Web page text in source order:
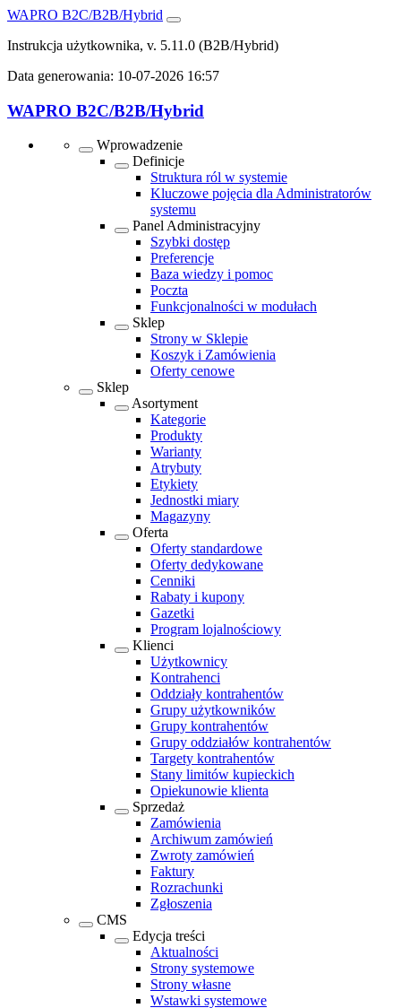
WAPRO B2C/B2B/Hybrid
Instrukcja użytkownika, v. 5.11.0 (B2B/Hybrid)
Data generowania: 10-07-2026 16:57
WAPRO B2C/B2B/Hybrid
Wprowadzenie
Definicje
Struktura ról w systemie
Kluczowe pojęcia dla Administratorów
systemu
Panel Administracyjny
Szybki dostęp
Preferencje
Baza wiedzy i pomoc
Poczta
Funkcjonalności w modułach
Sklep
Strony w Sklepie
Koszyk i Zamówienia
Oferty cenowe
Sklep
Asortyment
Kategorie
Produkty
Warianty
Atrybuty
Etykiety
Jednostki miary
Magazyny
Oferta
Oferty standardowe
Oferty dedykowane
Cenniki
Rabaty i kupony
Gazetki
Program lojalnościowy
Klienci
Użytkownicy
Kontrahenci
Oddziały kontrahentów
Grupy użytkowników
Grupy kontrahentów
Grupy oddziałów kontrahentów
Targety kontrahentów
Stany limitów kupieckich
Opiekunowie klienta
Sprzedaż
Zamówienia
Archiwum zamówień
Zwroty zamówień
Faktury
Rozrachunki
Zgłoszenia
CMS
Edycja treści
Aktualności
Strony systemowe
Strony własne
Wstawki systemowe